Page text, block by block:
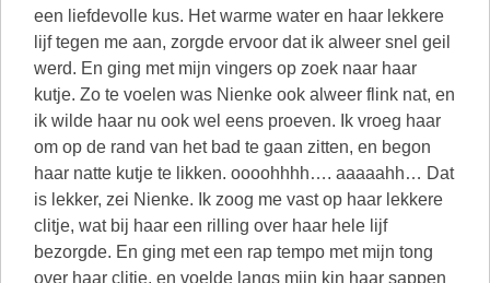
een liefdevolle kus. Het warme water en haar lekkere
lijf tegen me aan, zorgde ervoor dat ik alweer snel geil
werd. En ging met mijn vingers op zoek naar haar
kutje. Zo te voelen was Nienke ook alweer flink nat, en
ik wilde haar nu ook wel eens proeven. Ik vroeg haar
om op de rand van het bad te gaan zitten, en begon
haar natte kutje te likken. oooohhhh…. aaaaahh… Dat
is lekker, zei Nienke. Ik zoog me vast op haar lekkere
clitje, wat bij haar een rilling over haar hele lijf
bezorgde. En ging met een rap tempo met mijn tong
over haar clitje, en voelde langs mijn kin haar sappen